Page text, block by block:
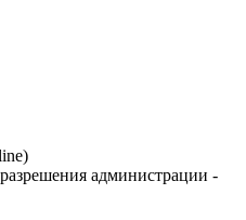
администрации -